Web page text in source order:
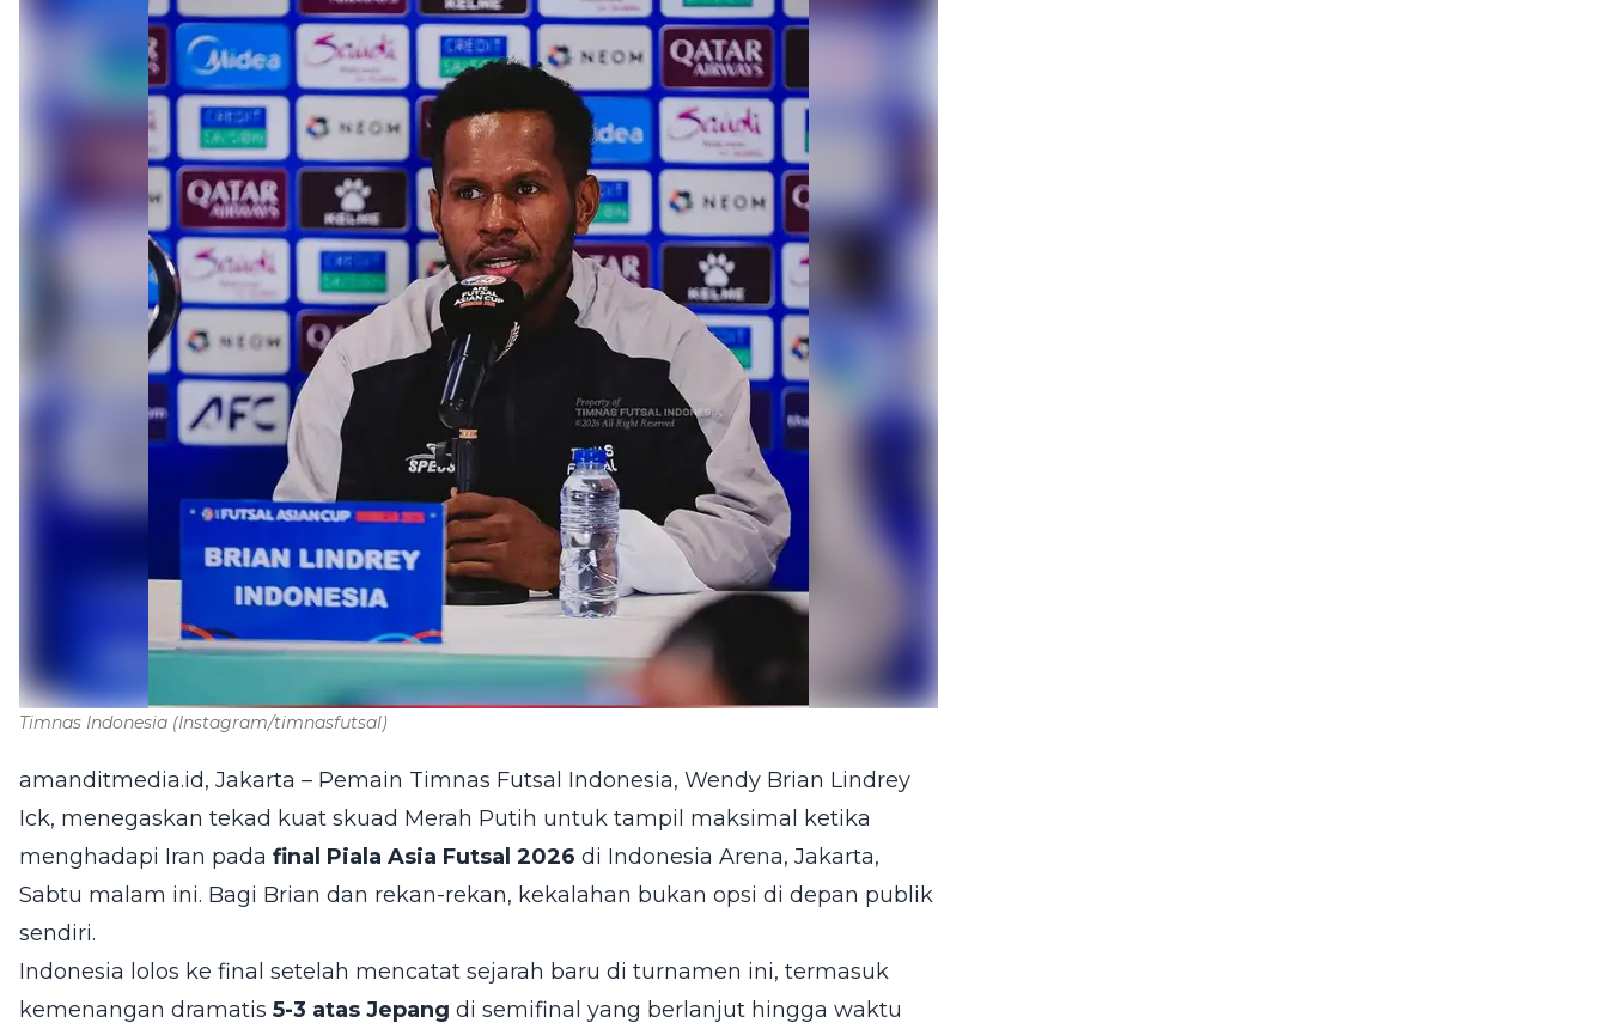
Timnas Indonesia (Instagram/timnasfutsal)
amanditmedia.id, Jakarta – Pemain Timnas Futsal Indonesia, Wendy Brian Lindrey
Ick, menegaskan tekad kuat skuad Merah Putih untuk tampil maksimal ketika
menghadapi Iran pada final Piala Asia Futsal 2026 di Indonesia Arena, Jakarta,
Sabtu malam ini. Bagi Brian dan rekan-rekan, kekalahan bukan opsi di depan publik
sendiri.
Indonesia lolos ke final setelah mencatat sejarah baru di turnamen ini, termasuk
kemenangan dramatis 5-3 atas Jepang di semifinal yang berlanjut hingga waktu